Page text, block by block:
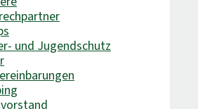
und Jugendschutz